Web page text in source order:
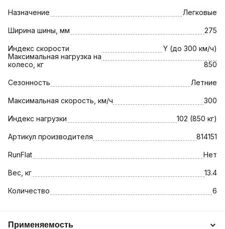
Назначение Легковые
Ширина шины, мм 275
Индекс скорости
Y (до 300 км/ч)
Максимальная нагрузка на
колесо, кг
850
Сезонность Летние
Максимальная скорость, км/ч 300
Индекс нагрузки 102 (850 кг)
Артикул производителя 814151
RunFlat Нет
Вес, кг 13.4
Количество 6
Применяемость